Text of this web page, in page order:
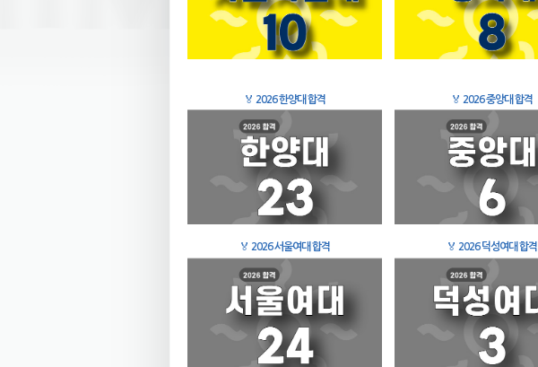
🏅 2026 한양대 합격 🏅 2026 중앙대 합격
🏅 2026 서울여대 합격 🏅 2026 덕성여대 합격